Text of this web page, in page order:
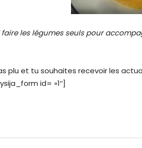
faire les légumes seuls pour
plu et tu souhaites recevoir les
id= »1″]